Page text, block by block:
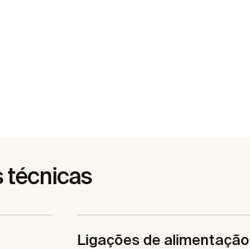
técnicas
Ligações de alimentação